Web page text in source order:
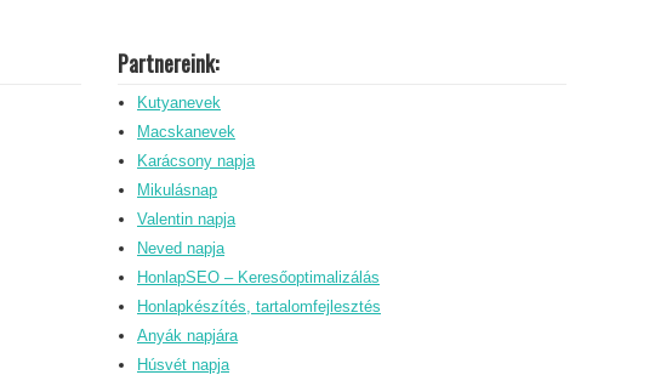
Partnereink:
Kutyanevek
Macskanevek
Karácsony napja
Mikulásnap
Valentin napja
Neved napja
HonlapSEO – Keresőoptimalizálás
Honlapkészítés, tartalomfejlesztés
Anyák napjára
Húsvét napja